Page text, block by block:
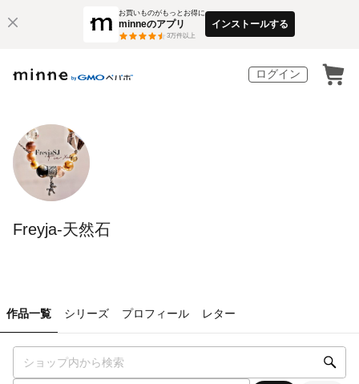
お買いものがもっとお得に
minneのアプリ
3万件以上
インストールする
ログイン
Freyja-天然石
作品一覧 シリーズ プロフィール レター